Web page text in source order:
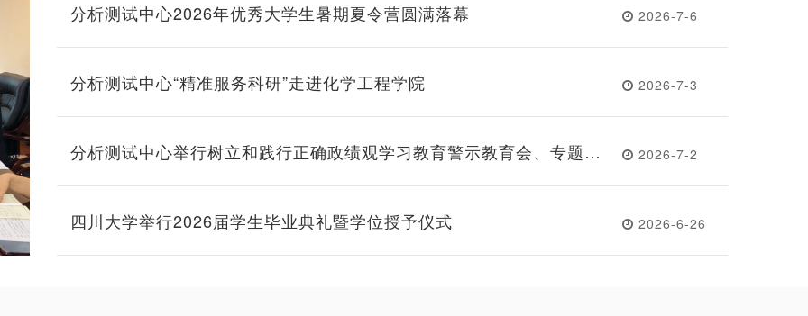
分析测试中心2026年优秀大学生暑期夏令营圆满落幕 2026-7-6
分析测试中心“精准服务科研”走进化学工程学院 2026-7-3
分析测试中心举行树立和践行正确政绩观学习教育警示教育会、专题党
课暨迎“七一”表彰大会
2026-7-2
四川大学举行2026届学生毕业典礼暨学位授予仪式 2026-6-26